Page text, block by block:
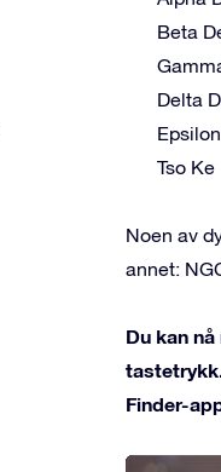
Beta
Delta
Tso Ke
Noen av
annet:
Du kan
Finder-